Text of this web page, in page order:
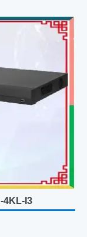
4KL-I3